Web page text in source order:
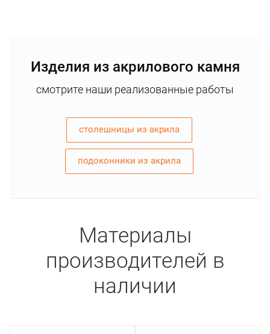
Изделия из акрилового камня
смотрите наши реализованные работы
столешницы из акрила
подоконники из акрила
Материалы
производителей в
наличии